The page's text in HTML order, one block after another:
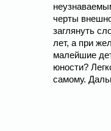
черты
заглянуть
лет, а при
малейшие
юности?
самому.